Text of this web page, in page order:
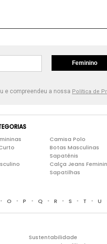
Feminino
e compreendeu a nossa Política de
Camisa Polo
Botas Masculinas
Sapatênis
Calça Jeans
Sapatilhas
• O • P • Q • R • S • T • U
Sustentabilidade